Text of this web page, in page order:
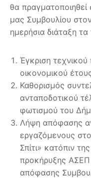
θα
μας Συμβουλίου
ημερήσια διάταξη
Έγκριση
οικονομικού
Καθορισμός
ανταποδοτικού
φωτισμού του
Λήψη απόφασης
εργαζόμενους
Σπίτι» κατόπιν
προκήρυξης ΑΣΕΠ
απόφασης